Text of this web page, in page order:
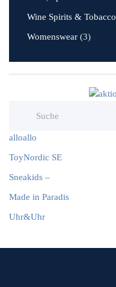
Wine Spirits & Tobacco
Womenswear (3)
alloallo
ToyNordic SE
Sneakids –
Made in Paradis
Uhr&Uhr